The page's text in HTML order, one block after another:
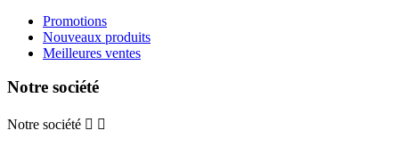
Promotions
Nouveaux produits
Meilleures ventes
Notre société
Notre société  